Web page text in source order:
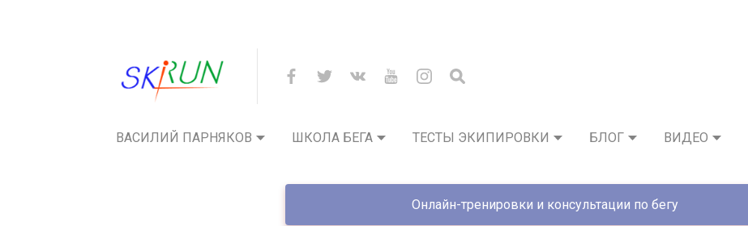
ВАСИЛИЙ ПАРНЯКОВ ШКОЛА БЕГА ТЕСТЫ ЭКИПИРОВКИ БЛОГ ВИДЕО
Онлайн-тренировки и консультации по бегу